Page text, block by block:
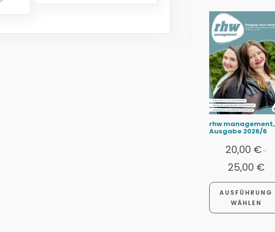
rhw management,
Ausgabe 2026/6
20,00 €-
25,00 €
AUSFÜHRUNG
WÄHLEN